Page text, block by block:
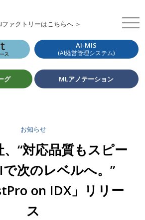
ファクトリーはこちらへ ＞
AI-MIS
(AI経営管理システム)
グ MLアノテーション
お知らせ
“対応品質もスピー
で次のレベルへ。”
on IDX」リリー
ス